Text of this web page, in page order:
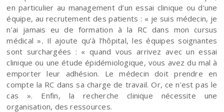
en particulier au management d’un essai clinique ou d’une
équipe, au recrutement des patients : « je suis médecin, je
n’ai jamais eu de formation à la RC dans mon cursus
médical ». Il ajoute qu’à l’hôpital, les équipes soignantes
sont surchargées : « quand vous arrivez avec un essai
clinique ou une étude épidémiologique, vous avez du mal à
emporter leur adhésion. Le médecin doit prendre en
compte la RC dans sa charge de travail. Or, ce n’est pas le
cas ». Enfin, la recherche clinique nécessite une
organisation, des ressources.